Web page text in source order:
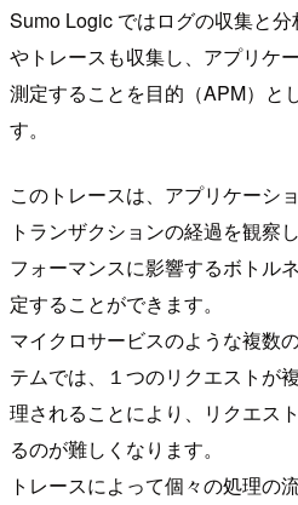
Sumo Logic ではログの収集と
やトレースも収集し、アプリケ
測定することを目的（APM）と
す。
このトレースは、アプリケーシ
トランザクションの経過を観察
フォーマンスに影響するボトル
定することができます。
マイクロサービスのような複数
テムでは、１つのリクエストが
理されることにより、リクエス
るのが難しくなります。
トレースによって個々の処理の